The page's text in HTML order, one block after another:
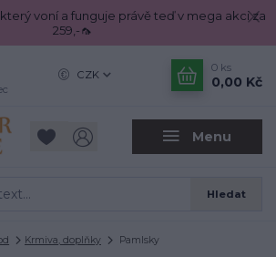
voní a funguje právě teď v mega akci za
259,-🦟
Menu
CZK
Hledat
0 ks
0,00 Kč
Krmiva, doplňky Pamlsky